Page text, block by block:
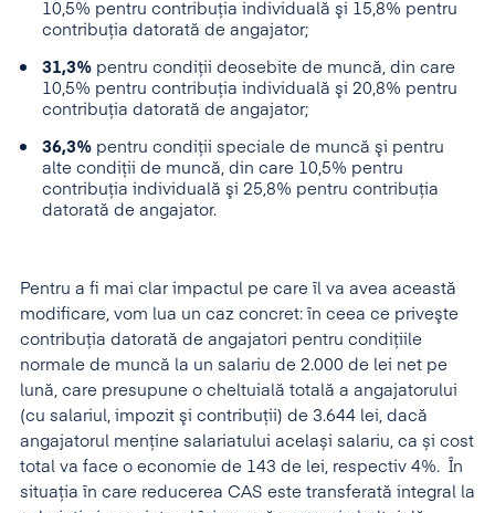
10,5% pentru contribuţia individuală şi 15,8% pentru
contribuţia datorată de angajator;
31,3% pentru condiţii deosebite de muncă, din care
10,5% pentru contribuţia individuală şi 20,8% pentru
contribuţia datorată de angajator;
36,3% pentru condiţii speciale de muncă şi pentru
alte condiţii de muncă, din care 10,5% pentru
contribuţia individuală şi 25,8% pentru contribuţia
datorată de angajator.
Pentru a fi mai clar impactul pe care îl va avea această
modificare, vom lua un caz concret: în ceea ce priveşte
contribuţia datorată de angajatori pentru condiţiile
normale de muncă la un salariu de 2.000 de lei net pe
lună, care presupune o cheltuială totală a angajatorului
(cu salariul, impozit şi contribuţii) de 3.644 lei, dacă
angajatorul menține salariatului același salariu, ca și cost
total va face o economie de 143 de lei, respectiv 4%. În
situaţia în care reducerea CAS este transferată integral la